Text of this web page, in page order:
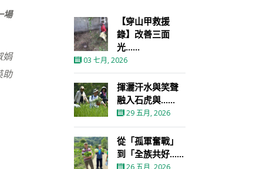
場
娟
助
【穿山甲救援
錄】改善三面
光......
03 七月, 2026
揮灑汗水與笑聲
融入石虎與......
29 五月, 2026
從「孤軍奮戰」
到「全族共好......